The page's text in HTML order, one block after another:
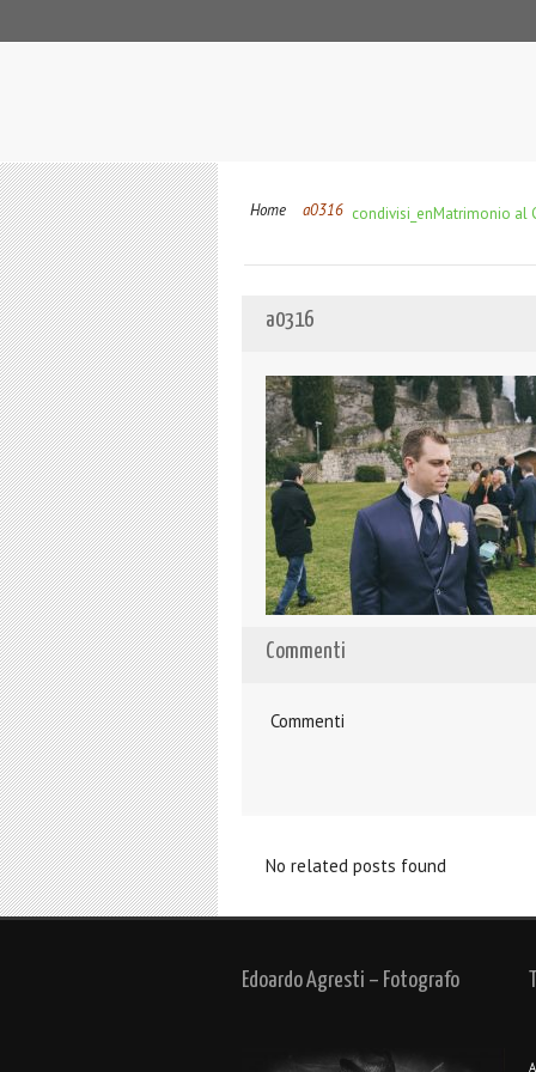
Home condivisi_enMatrimonio al
a0316
a0316
Commenti
Commenti
No related posts found
Edoardo Agresti – Fotografo